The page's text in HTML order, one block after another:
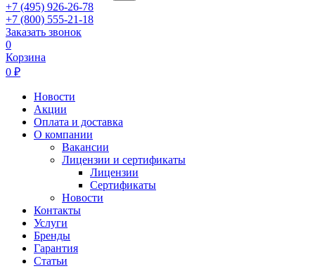
+7 (495) 926-26-78
+7 (800) 555-21-18
Заказать звонок
0
Корзина
0 ₽
Новости
Акции
Оплата и доставка
О компании
Вакансии
Лицензии и сертификаты
Лицензии
Сертификаты
Новости
Контакты
Услуги
Бренды
Гарантия
Статьи